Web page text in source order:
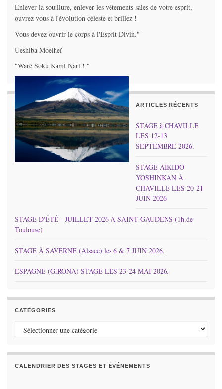
Enlever la souillure, enlever les vêtements sales de votre esprit,
ouvrez vous à l'évolution céleste et brillez !
Vous devez ouvrir le corps à l'Esprit Divin."
Ueshiba Moeiheï
"Waré Soku Kami Nari ! "
ARTICLES RÉCENTS
STAGE à CHAVILLE
LES 12-13
SEPTEMBRE 2026.
STAGE AIKIDO
YOSHINKAN À
CHAVILLE LES 20-21
JUIN 2026
STAGE D'ÉTÉ - JUILLET 2026 À SAINT-GAUDENS (1h.de
Toulouse)
STAGE À SAVERNE (Alsace) les 6 & 7 JUIN 2026.
ESPAGNE (GIRONA) STAGE LES 23-24 MAI 2026.
CATÉGORIES
Catégories
CALENDRIER DES STAGES ET ÉVÉNEMENTS